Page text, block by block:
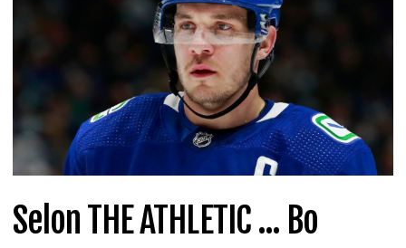
Selon THE ATHLETIC ... Bo